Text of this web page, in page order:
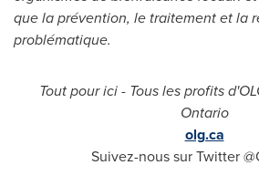
que la prévention, le traitement et la
problématique.
Tout pour ici - Tous les profits
Ontario
olg.ca
Suivez-nous sur Twitter